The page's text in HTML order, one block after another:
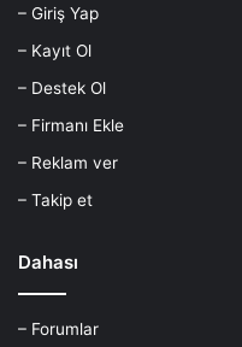
– Giriş Yap
– Kayıt Ol
– Destek Ol
– Firmanı Ekle
– Reklam ver
– Takip et
Dahası
– Forumlar